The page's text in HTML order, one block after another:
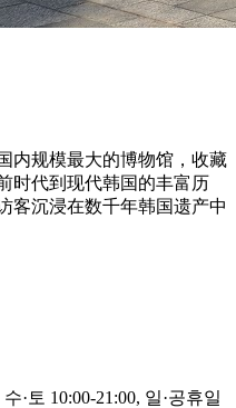
内规模最大的博物馆，收藏
时代到现代韩国的丰富历
客沉浸在数千年韩国遗产中
수·토 10:00-21:00, 일·공휴일